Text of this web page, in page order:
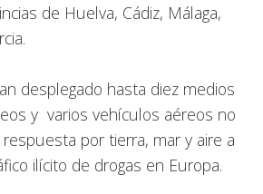
de Huelva, Cádiz, Málaga,
desplegado hasta diez medios
y varios vehículos aéreos no
por tierra, mar y aire a
ilícito de drogas en Europa.